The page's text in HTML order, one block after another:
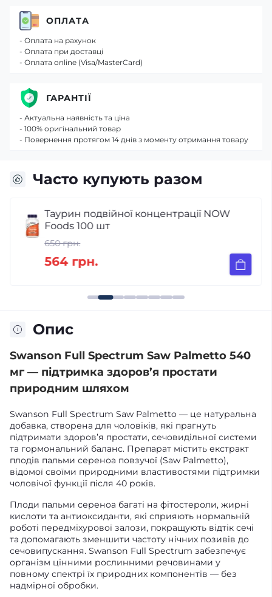
Часто купують разом
Таурин подвійної концентрації NOW
Foods 100 шт
650 грн.
564 грн.
Опис
Swanson Full Spectrum Saw Palmetto 540
мг — підтримка здоров’я простати
природним шляхом
Swanson Full Spectrum Saw Palmetto — це натуральна
добавка, створена для чоловіків, які прагнуть
підтримати здоров’я простати, сечовидільної системи
та гормональний баланс. Препарат містить екстракт
плодів пальми сереноа повзучої (Saw Palmetto),
відомої своїми природними властивостями підтримки
чоловічої функції після 40 років.
Плоди пальми сереноа багаті на фітостероли, жирні
кислоти та антиоксиданти, які сприяють нормальній
роботі передміхурової залози, покращують відтік сечі
та допомагають зменшити частоту нічних позивів до
сечовипускання. Swanson Full Spectrum забезпечує
організм цінними рослинними речовинами у
повному спектрі їх природних компонентів — без
надмірної обробки.
ОПЛАТА
- Оплата на рахунок
- Оплата при доставці
- Оплата online (Visa/MasterCard)
ГАРАНТІЇ
- Актуальна наявність та ціна
- 100% оригінальний товар
- Повернення протягом 14 днів з моменту отримання товару